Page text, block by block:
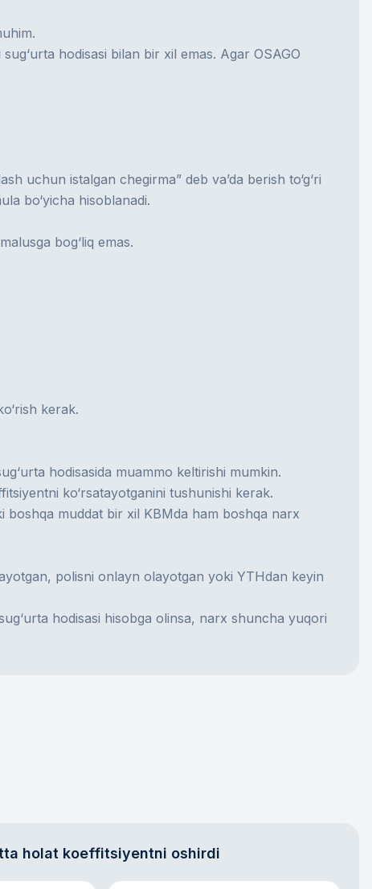
hodisasi bilan bir xil emas. Agar OSAGO
uchun istalgan chegirma” deb va’da berish to‘g‘ri
bo‘yicha hisoblanadi.
bog‘liq emas.
kerak.
hodisasida muammo keltirishi mumkin.
ko‘rsatayotganini tushunishi kerak.
muddat bir xil KBMda ham boshqa narx
polisni onlayn olayotgan yoki YTHdan keyin
hodisasi hisobga olinsa, narx shuncha yuqori
holat koeffitsiyentni oshirdi